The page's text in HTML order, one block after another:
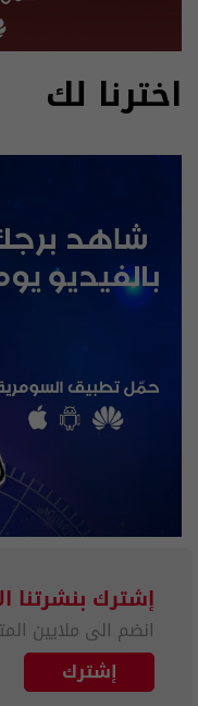
اخترنا لك
إشترك بنشرتنا
انضم الى ملايين
إشترك